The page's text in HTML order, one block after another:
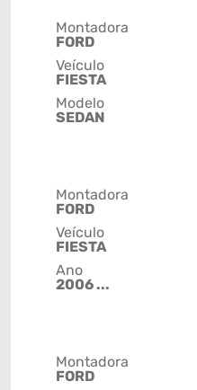
Montadora
FORD
Veículo
FIESTA
Modelo
SEDAN
Montadora
FORD
Veículo
FIESTA
Ano
2006 ...
Montadora
FORD